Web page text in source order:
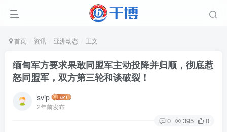
首页 资讯 亚洲动态 正文
缅甸军方要求果敢同盟军主动投降并归顺，彻底惹
怒同盟军，双方第三轮和谈破裂！
svip
2年前发布
0 395 0